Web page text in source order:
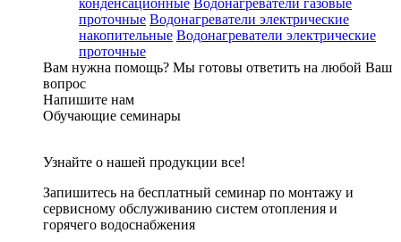
конденсационные Водонагреватели газовые
проточные Водонагреватели электрические
накопительные Водонагреватели электрические
проточные
Вам нужна помощь? Мы готовы ответить на любой Ваш
вопрос
Напишите нам
Обучающие семинары
Узнайте о нашей продукции все!
Запишитесь на бесплатный семинар по монтажу и
сервисному обслуживанию систем отопления и
горячего водоснабжения